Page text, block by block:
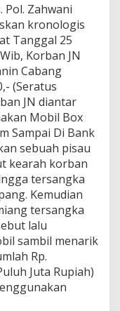
Pol. Zahwani
kronologis
Tanggal 25
Korban JN
Cabang
(Seratus
JN diantar
Mobil Box
Sampai Di Bank
sebuah pisau
kearah korban
tersangka
Kemudian
tersangka
lalu
sambil menarik
Rp.
Juta Rupiah)